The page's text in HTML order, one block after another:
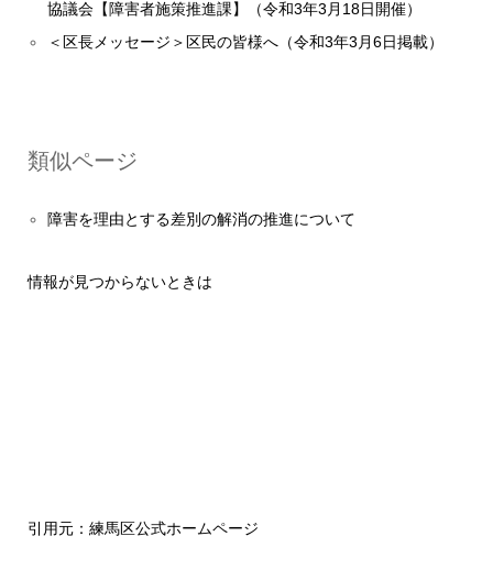
協議会【障害者施策推進課】（令和3年3月18日開催）
＜区長メッセージ＞区民の皆様へ（令和3年3月6日掲載）
類似ページ
障害を理由とする差別の解消の推進について
情報が見つからないときは
引用元：練馬区公式ホームページ